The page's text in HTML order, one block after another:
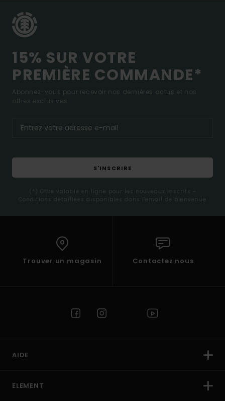
15% SUR VOTRE
PREMIÈRE COMMANDE*
Abonnez-vous pour recevoir nos dernières actus et nos
offres exclusives.
S'INSCRIRE
(*) Offre valable en ligne pour les nouveaux inscrits -
Conditions détaillées disponibles dans l'email de bienvenue
Trouver un magasin Contactez nous
AIDE
ELEMENT